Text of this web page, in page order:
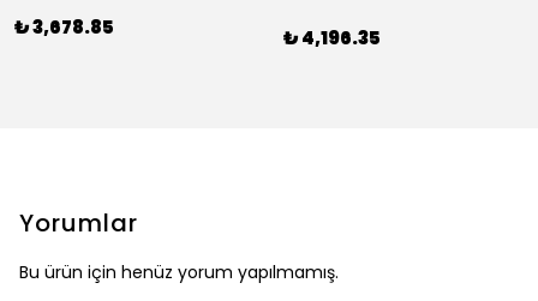
₺ 3,678.85 ₺ 4,196.35
Yorumlar
Bu ürün için henüz yorum yapılmamış.